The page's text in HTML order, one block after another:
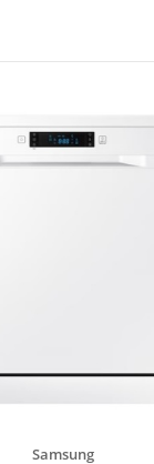
Samsung